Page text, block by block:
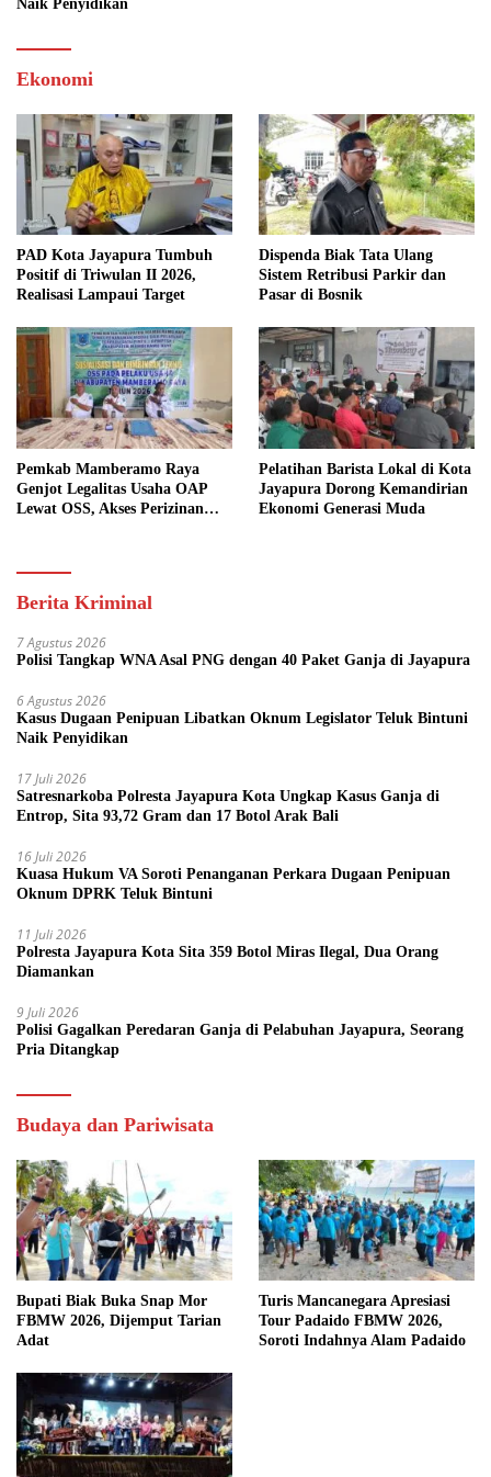
Naik Penyidikan
Ekonomi
PAD Kota Jayapura Tumbuh
Positif di Triwulan II 2026,
Realisasi Lampaui Target
Dispenda Biak Tata Ulang
Sistem Retribusi Parkir dan
Pasar di Bosnik
Pemkab Mamberamo Raya
Genjot Legalitas Usaha OAP
Lewat OSS, Akses Perizinan
Pelatihan Barista Lokal di Kota
Jayapura Dorong Kemandirian
Ekonomi Generasi Muda
Berita Kriminal
7 Agustus 2026
Polisi Tangkap WNA Asal PNG dengan 40 Paket Ganja di Jayapura
6 Agustus 2026
Kasus Dugaan Penipuan Libatkan Oknum Legislator Teluk Bintuni
Naik Penyidikan
17 Juli 2026
Satresnarkoba Polresta Jayapura Kota Ungkap Kasus Ganja di
Entrop, Sita 93,72 Gram dan 17 Botol Arak Bali
16 Juli 2026
Kuasa Hukum VA Soroti Penanganan Perkara Dugaan Penipuan
Oknum DPRK Teluk Bintuni
11 Juli 2026
Polresta Jayapura Kota Sita 359 Botol Miras Ilegal, Dua Orang
Diamankan
9 Juli 2026
Polisi Gagalkan Peredaran Ganja di Pelabuhan Jayapura, Seorang
Pria Ditangkap
Budaya dan Pariwisata
Bupati Biak Buka Snap Mor
FBMW 2026, Dijemput Tarian
Adat
Turis Mancanegara Apresiasi
Tour Padaido FBMW 2026,
Soroti Indahnya Alam Padaido